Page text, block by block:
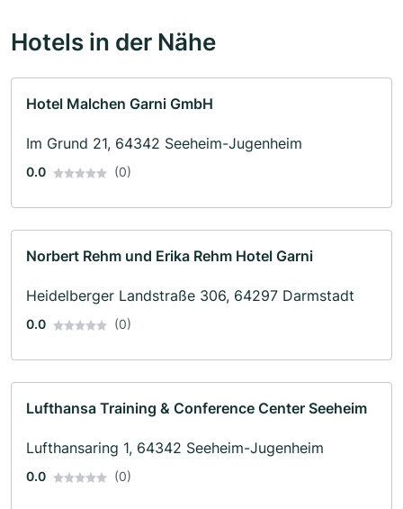
Hotels in der Nähe
Hotel Malchen Garni GmbH
Im Grund 21, 64342 Seeheim-Jugenheim
0.0 (0)
Norbert Rehm und Erika Rehm Hotel Garni
Heidelberger Landstraße 306, 64297 Darmstadt
0.0 (0)
Lufthansa Training & Conference Center Seeheim
Lufthansaring 1, 64342 Seeheim-Jugenheim
0.0 (0)